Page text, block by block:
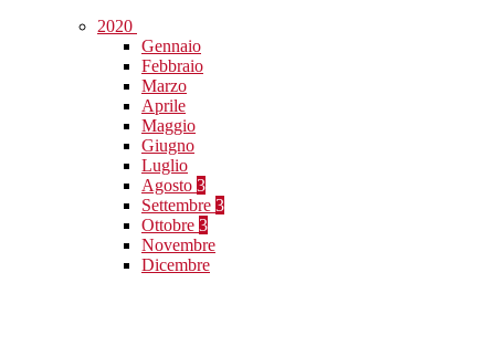
2020
Gennaio
Febbraio
Marzo
Aprile
Maggio
Giugno
Luglio
Agosto 3
Settembre 3
Ottobre 3
Novembre
Dicembre